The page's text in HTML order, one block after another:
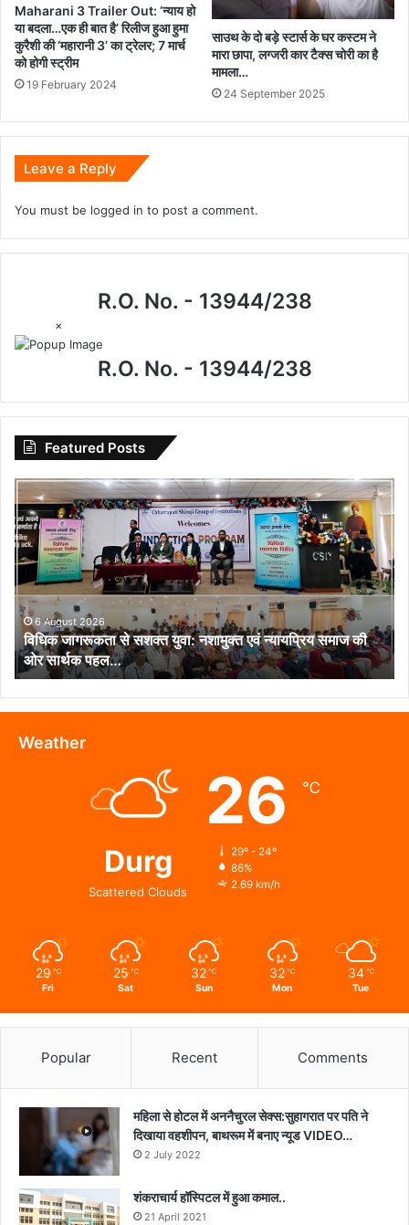
Maharani 3 Trailer Out: ‘न्याय हो
या बदला…एक ही बात है’ रिलीज हुआ हुमा
कुरैशी की ‘महारानी 3’ का ट्रेलर; 7 मार्च
को होगी स्ट्रीम
19 February 2024
साउथ के दो बड़े स्टार्स के घर कस्टम ने
मारा छापा, लग्जरी कार टैक्स चोरी का है
मामला…
24 September 2025
Leave a Reply
You must be logged in to post a comment.
R.O. No. - 13944/238
×
R.O. No. - 13944/238
Featured Posts
विधिक
जागरूकता
से
सशक्त
युवा:
नशामुक्त
एवं
न्यायप्रिय
समाज
की
ओर
सार्थक
पहल…
6 August 2026
विधिक जागरूकता से सशक्त युवा: नशामुक्त एवं न्यायप्रिय समाज की
ओर सार्थक पहल…
Weather
Durg
Scattered Clouds
26 ℃
29º - 24º
86%
2.69 km/h
29 ℃
Fri
25 ℃
Sat
32 ℃
Sun
32 ℃
Mon
34 ℃
Tue
Popular Recent Comments
महिला से होटल में अननैचुरल सेक्स:सुहागरात पर पति ने
दिखाया वहशीपन, बाथरूम में बनाए न्यूड VIDEO…
2 July 2022
शंकराचार्य हॉस्पिटल में हुआ कमाल..
21 April 2021